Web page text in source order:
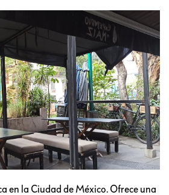
en la Ciudad de México. Ofrece una